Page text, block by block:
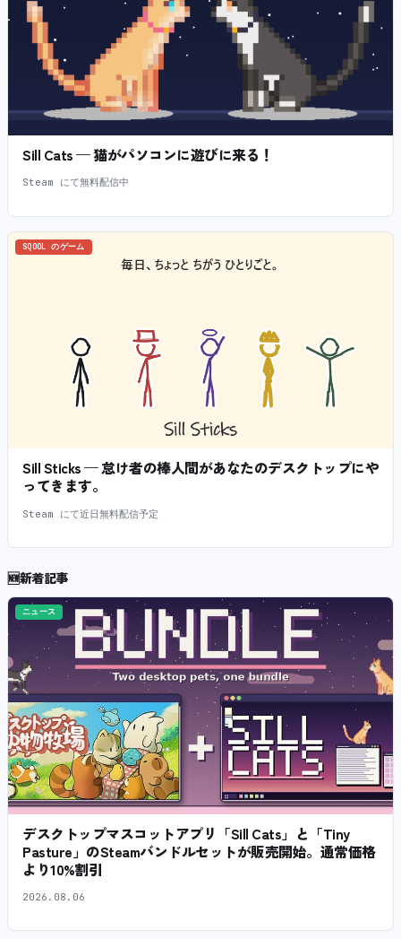
Sill Cats — 猫がパソコンに遊びに来る！
Steam にて無料配信中
SQOOL のゲーム
Sill Sticks — 怠け者の棒人間があなたのデスクトップにや
ってきます。
Steam にて近日無料配信予定
🆕新着記事
ニュース
デスクトップマスコットアプリ「Sill Cats」と「Tiny
Pasture」のSteamバンドルセットが販売開始。通常価格
より10%割引
2026.08.06